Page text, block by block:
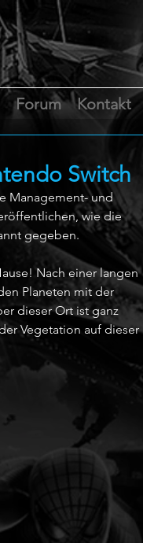
Forum Kontakt
Switch
Management- und
wie die
gegeben.
Nach einer langen
Planeten mit der
dieser Ort ist ganz
Vegetation auf dieser